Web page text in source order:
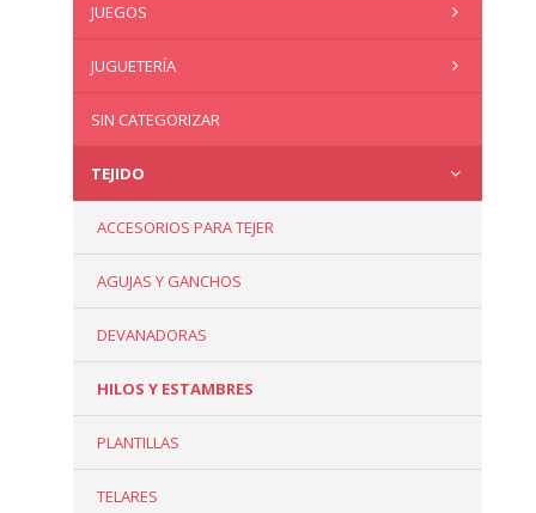
JUEGOS
JUGUETERÍA
SIN CATEGORIZAR
TEJIDO
ACCESORIOS PARA TEJER
AGUJAS Y GANCHOS
DEVANADORAS
HILOS Y ESTAMBRES
PLANTILLAS
TELARES